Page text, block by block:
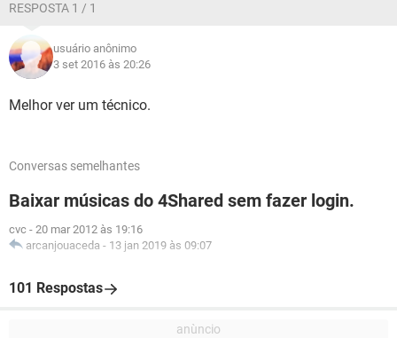
RESPOSTA 1 / 1
usuário anônimo
3 set 2016 às 20:26
Melhor ver um técnico.
Conversas semelhantes
Baixar músicas do 4Shared sem fazer login.
cvc - 20 mar 2012 às 19:16
arcanjouaceda - 13 jan 2019 às 09:07
101 Respostas